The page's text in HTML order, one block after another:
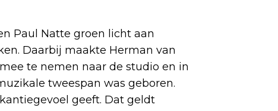
Paul Natte groen licht aan
Daarbij maakte Herman van
te nemen naar de studio en in
tweespan was geboren.
geeft. Dat geldt